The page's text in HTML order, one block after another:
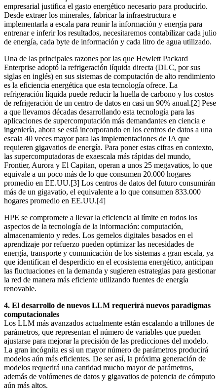
empresarial justifica el gasto energético necesario para producirlo.
Desde extraer los minerales, fabricar la infraestructura e
implementarla a escala para reunir la información y energía para
entrenar e inferir los resultados, necesitaremos contabilizar cada julio
de energía, cada byte de información y cada litro de agua utilizado.
Una de las principales razones por las que Hewlett Packard
Enterprise adoptó la refrigeración líquida directa (DLC, por sus
siglas en inglés) en sus sistemas de computación de alto rendimiento
es la eficiencia energética que esta tecnología ofrece. La
refrigeración líquida puede reducir la huella de carbono y los costos
de refrigeración de un centro de datos en casi un 90% anual.[2] Pese
a que llevamos décadas desarrollando esta tecnología para las
aplicaciones de supercomputación más demandantes en ciencia e
ingeniería, ahora se está incorporando en los centros de datos a una
escala 40 veces mayor para las implementaciones de IA que
requieren gigavatios de energía. Para poner estas cifras en contexto,
las supercomputadoras de exaescala más rápidas del mundo,
Frontier, Aurora y El Capitan, operan a unos 25 megavatios, lo que
equivale a un poco más de lo que consumen 20.000 hogares
promedio en EE.UU.[3] Los centros de datos del futuro consumirán
más de un gigavatio, el equivalente a lo que consumen 833.000
hogares promedio en EE.UU.[4]
HPE se compromete a llevar la eficiencia al límite en todos los
aspectos de la tecnología de la información: computación,
almacenamiento y redes. Los gemelos digitales basados en el
aprendizaje por refuerzo pueden optimizar las necesidades de
energía, transporte y comunicación de los sistemas a gran escala, ya
que identifican el desperdicio en el ecosistema energético, anticipan
las fluctuaciones en la demanda y sugieren estrategias para gestionar
la red de manera más eficiente utilizando fuentes de energía
renovable.
4. El desarrollo de nuevos LLM requerirá nuevos paradigmas
computacionales
Los LLM más avanzados actualmente están escalando a trillones de
parámetros, que representan el número de variables que pueden
ajustarse para mejorar la precisión de las predicciones del modelo.
La gran incógnita es si un mayor número de parámetros producirá
modelos aún más eficientes. De ser así, la próxima generación de
modelos requerirá una cantidad mucho mayor de parámetros,
además de volúmenes de datos y gigavatios de potencia de cómputo
aún más altos.